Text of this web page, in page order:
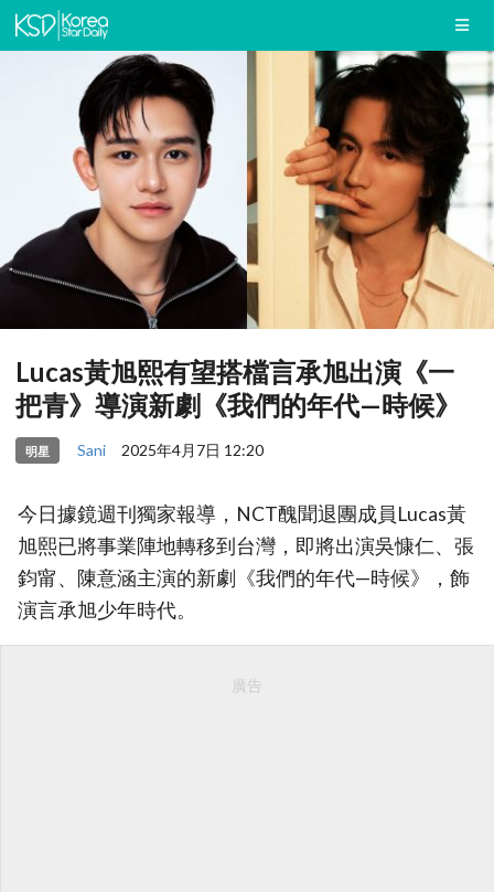
Lucas黃旭熙有望搭檔言承旭出演《一
把青》導演新劇《我們的年代—時候》
明星 Sani 2025年4月7日 12:20
今日據鏡週刊獨家報導，NCT醜聞退團成員Lucas黃
旭熙已將事業陣地轉移到台灣，即將出演吳慷仁、張
鈞甯、陳意涵主演的新劇《我們的年代—時候》，飾
演言承旭少年時代。
廣告